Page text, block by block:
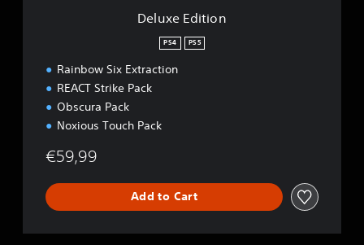
Deluxe Edition
PS4 PS5
Rainbow Six Extraction
REACT Strike Pack
Obscura Pack
Noxious Touch Pack
€59,99
Add to Cart